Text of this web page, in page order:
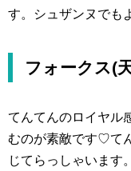
す。シュザンヌでも
フォークス(
てんてんのロイヤル
むのが素敵です♡て
じてらっしゃいます